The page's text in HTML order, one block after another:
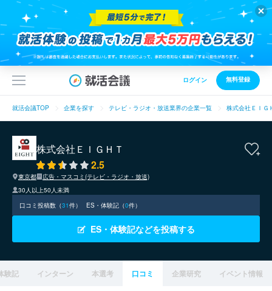
ログイン 無料登録
就活会議TOP 企業を探す テレビ・ラジオ・放送業界の企業一覧 株式会社ＥＩＧ
株式会社ＥＩＧＨＴ
2.5
東京都
広告・マスコミ(テレビ・ラジオ・放送)
30人以上50人未満
口コミ投稿数（31件） ES・体験記（0件）
ES・体験記などを投稿する
験記 インターン 本選考 口コミ 企業研究 イベント情報